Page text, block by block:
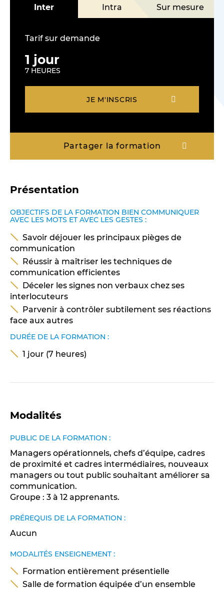
Présentation
OBJECTIFS DE LA FORMATION BIEN COMMUNIQUER
AVEC LES MOTS ET AVEC LES GESTES :
Savoir déjouer les principaux pièges de
communication
Réussir à maîtriser les techniques de
communication efficientes
Déceler les signes non verbaux chez ses
interlocuteurs
Parvenir à contrôler subtilement ses réactions
face aux autres
DURÉE DE LA FORMATION :
1 jour (7 heures)
Modalités
PUBLIC DE LA FORMATION :
Managers opérationnels, chefs d’équipe, cadres
de proximité et cadres intermédiaires, nouveaux
managers ou tout public souhaitant améliorer sa
communication.
Groupe : 3 à 12 apprenants.
PRÉREQUIS DE LA FORMATION :
Aucun
MODALITÉS ENSEIGNEMENT :
Formation entièrement présentielle
Salle de formation équipée d’un ensemble
Inter Intra Sur mesure
Tarif sur demande
1 jour
7 HEURES
JE M'INSCRIS
Partager la formation